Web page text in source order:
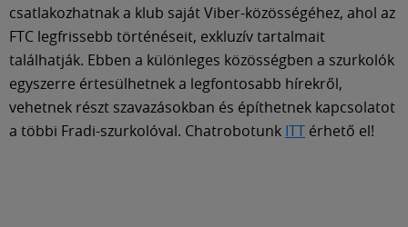
csatlakozhatnak a klub saját Viber-közösségéhez, ahol az
FTC legfrissebb történéseit, exkluzív tartalmait
találhatják. Ebben a különleges közösségben a szurkolók
egyszerre értesülhetnek a legfontosabb hírekről,
vehetnek részt szavazásokban és építhetnek kapcsolatot
a többi Fradi-szurkolóval. Chatrobotunk ITT érhető el!